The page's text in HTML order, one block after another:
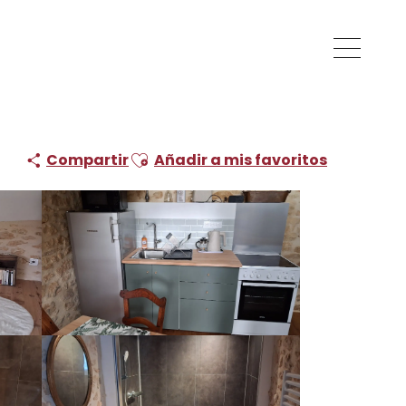
CompartirAjouter aux favoris
Añadir a mis favoritos